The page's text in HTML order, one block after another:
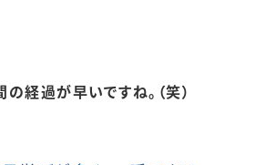
経過が早いですね。（笑）